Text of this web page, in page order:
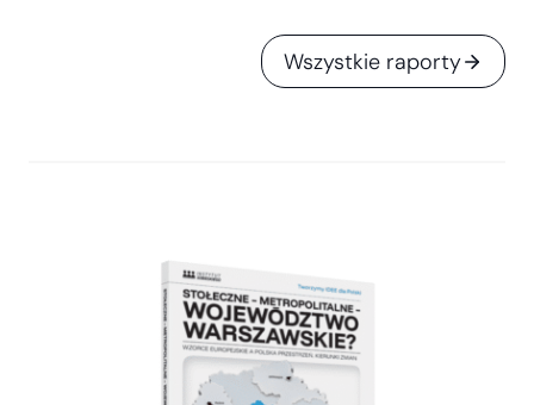
Wszystkie raporty